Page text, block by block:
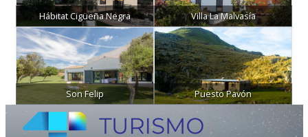
Hábitat Cigüeña Negra Villa La Malvasía
Son Felip Puesto Pavón